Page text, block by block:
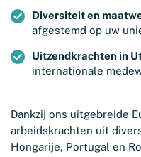
Diversiteit en
afgestemd op uw
Uitzendkrachten in
internationale
Dankzij ons uitgebreide
arbeidskrachten uit
Hongarije, Portugal en